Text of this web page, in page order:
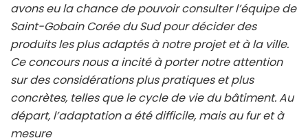
avons eu la chance de pouvoir consulter l’équipe de
Saint-Gobain Corée du Sud pour décider des
produits les plus adaptés à notre projet et à la ville.
Ce concours nous a incité à porter notre attention
sur des considérations plus pratiques et plus
concrètes, telles que le cycle de vie du bâtiment. Au
départ, l’adaptation a été difficile, mais au fur et à
mesure